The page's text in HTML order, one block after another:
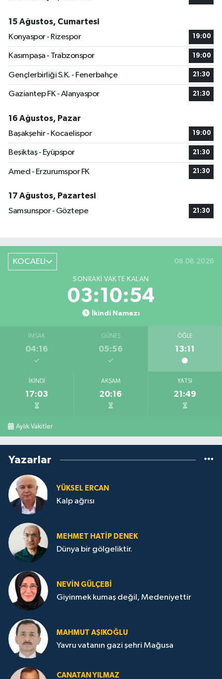
15 Ağustos, Cumartesi
Konyaspor - Rizespor
19:00
Kasımpaşa - Trabzonspor 19:00
Gençlerbirliği S.K. - Fenerbahçe 21:30
Gaziantep FK - Alanyaspor 21:30
16 Ağustos, Pazar
Başakşehir - Kocaelispor
19:00
Beşiktaş - Eyüpspor 21:30
Amed - Erzurumspor FK 21:30
17 Ağustos, Pazartesi
Samsunspor - Göztepe
21:30
KOCAELİ 08.08.2026
SONRAKI VAKTE KALAN
03:10:54
İkindi Namazı
İMSAK
04:16
GÜNEŞ
05:56
ÖĞLE
13:11
İKINDI
17:03
AKŞAM
20:16
YATSI
21:49
Aylık Vakitler
Yazarlar
YÜKSEL ERCAN
Kalp ağrısı
MEHMET HATİP DENEK
Dünya bir gölgeliktir.
NEVİN GÜLÇEBİ
Giyinmek kumaş değil, Medeniyettir
MAHMUT AŞIKOĞLU
Yavru vatanın gazi şehri Mağusa
CANATAN YILMAZ